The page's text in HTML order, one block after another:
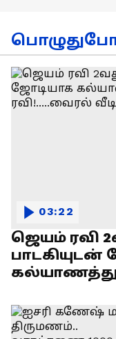
ஜெயம் ரவி
பாடகியுடன்
03:22